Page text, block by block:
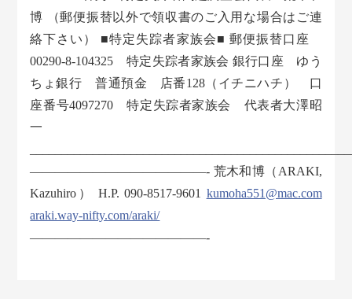
博 （郵便振替以外で領収書のご入用な場合はご連
絡下さい） ■特定失踪者家族会■ 郵便振替口座
00290-8-104325 特定失踪者家族会 銀行口座 ゆう
ちょ銀行 普通預金 店番128（イチニハチ） 口
座番号4097270 特定失踪者家族会 代表者大澤昭
一
——————————————- 荒木和博（ARAKI,
Kazuhiro） H.P. 090-8517-9601 kumoha551@mac.com
araki.way-nifty.com/araki/
——————————————-